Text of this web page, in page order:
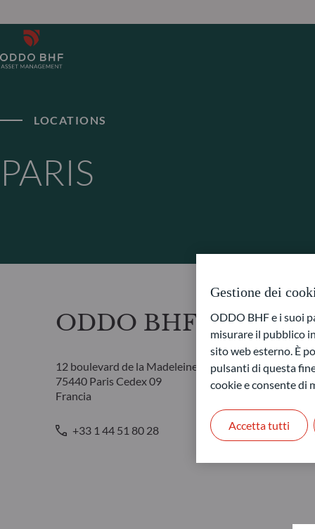
LOCATIONS
PARIS
ODDO BHF Asset
12 boulevard de la Madeleine
75440 Paris Cedex 09
Francia
+33 1 44 51 80 28
Gestione dei
ODDO BHF e i suoi
misurare il pubblico
sito web esterno. È
pulsanti di questa
cookie e consente di
Accetta tutti